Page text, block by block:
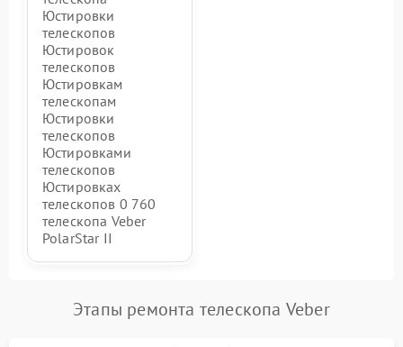
Юстировки
телескопов
Юстировок
телескопов
Юстировкам
телескопам
Юстировки
телескопов
Юстировками
телескопов
Юстировках
телескопов 0 760
телескопа Veber
PolarStar II
Этапы ремонта телескопа Veber